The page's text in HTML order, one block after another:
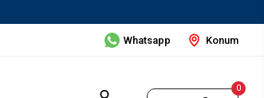
Whatsapp Konum
0